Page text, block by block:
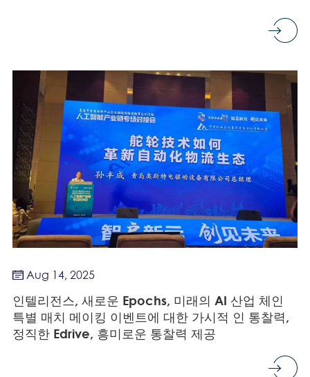
 Aug 14, 2025
인텔리전스, 새로운 Epochs, 미래의 AI 산업 체인
특별 매치 메이킹 이벤트에 대한 가시적 인 통찰력,
정직한 Edrive, 흥미로운 통찰력 제공